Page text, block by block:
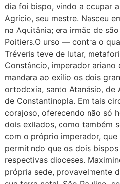
dia foi bispo, vindo a ocupar
Agrício, seu mestre. Nasceu
na Aquitânia; era irmão de
Poitiers.O urso — contra o
Tréveris teve de lutar,
Constâncio, imperador ariano
mandara ao exílio os dois
ortodoxia, santo Atanásio, de
de Constantinopla. Em tais
corajoso, oferecendo não só
dois exilados, como também
com o próprio imperador, que
permitindo que os dois
respectivas dioceses.
própria sede, provavelmente